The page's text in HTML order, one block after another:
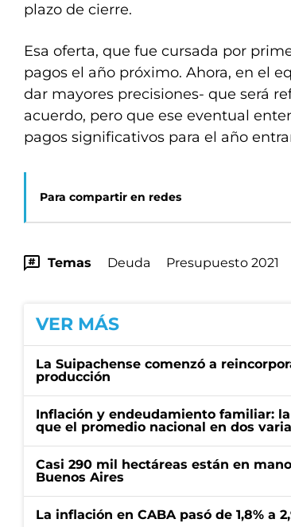
plazo de cierre.
Esa oferta, que fue cursada por
pagos el año próximo. Ahora, en el
dar mayores precisiones- que será
acuerdo, pero que ese eventual
pagos significativos para el año
Para compartir en redes
Temas Deuda Presupuesto 2021
VER MÁS
La Suipachense comenzó a
producción
Inflación y endeudamiento familiar:
que el promedio nacional en dos
Casi 290 mil hectáreas están en
Buenos Aires
La inflación en CABA pasó de 1,8% a